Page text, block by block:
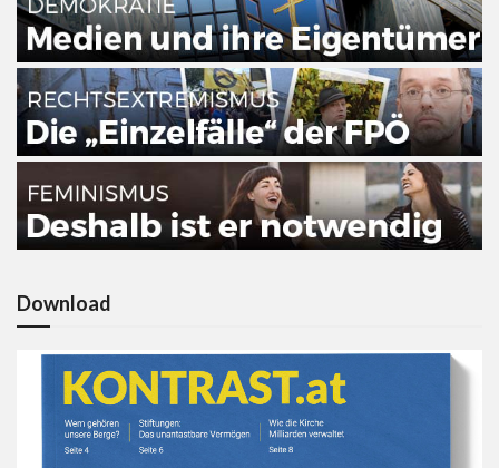
Download